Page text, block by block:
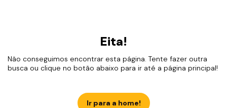
Eita!
Não conseguimos encontrar esta página. Tente fazer outra
busca ou clique no botão abaixo para ir até a página principal!
Ir para a home!